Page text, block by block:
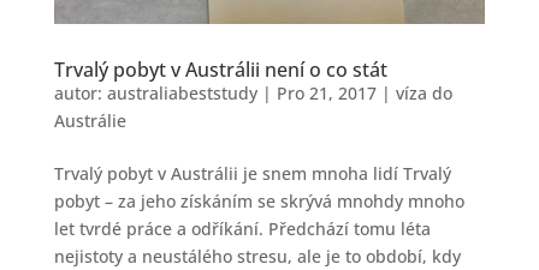
Trvalý pobyt v Austrálii není o co stát
autor: australiabeststudy| Pro 21, 2017| víza do
Austrálie
Trvalý pobyt v Austrálii je snem mnoha lidí Trvalý
pobyt – za jeho získáním se skrývá mnohdy mnoho
let tvrdé práce a odříkání. Předchází tomu léta
nejistoty a neustálého stresu, ale je to období, kdy